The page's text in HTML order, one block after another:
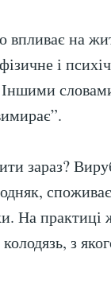
впливає на
і
зараз?
На
з